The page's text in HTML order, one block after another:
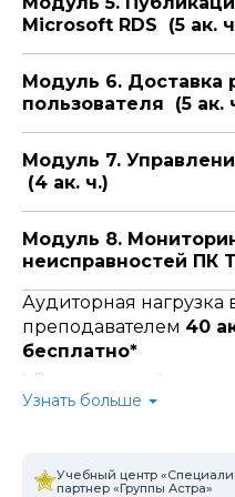
Linux, которые будут
инфраструктуры на базе
Официальное
Linux
В течение года после
будет доступ к
учебному пособию от
Больше не нужен
Скачивайте пособияпо
портала АСТРА и
интернета, без
вы!
Microsoft RDS (5 ак.
Модуль 6. Доставка
пользователя (5 ак.
Модуль 7.
(4 ак. ч.)
Модуль 8.
неисправностей ПК
Аудиторная нагрузка
преподавателем 40
бесплатно*
* Для слушателей курса
самостоятельной
выполнения домашних
Узнать больше
Учебный центр
партнер «Группы Астра»